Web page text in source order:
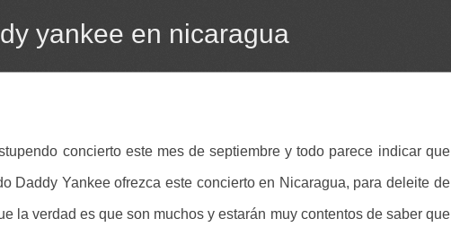
yankee en nicaragua
concierto este mes de septiembre y todo parece indicar que
Daddy Yankee ofrezca este concierto en Nicaragua, para deleite de
la verdad es que son muchos y estarán muy contentos de saber que